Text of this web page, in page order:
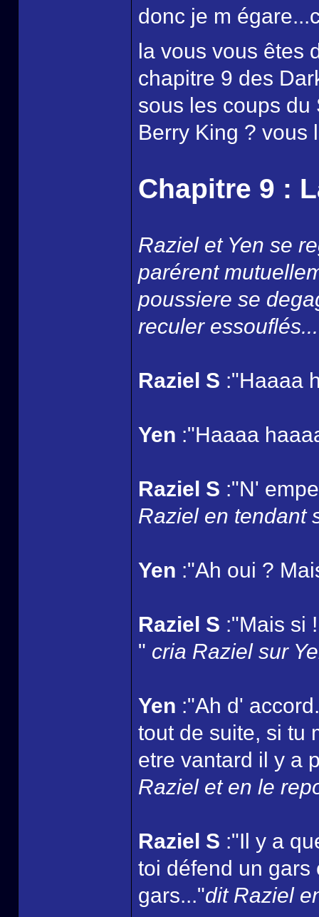
donc je m
la vous vous êtes
chapitre 9 des
sous les coups
Berry King ? vous
Chapitre 9 :
Raziel et Yen se
parérent
poussiere se
reculer
Raziel S :"Haaaa
Yen :"Haaaa
Raziel S :"N'
Raziel en tendant
Yen :"Ah oui ?
Raziel S :"Mais si
" cria Raziel sur
Yen :"Ah d'
tout de suite, si tu
etre vantard il y a
Raziel et en le
Raziel S :"Il y a
toi défend un gars
gars..."dit Raziel